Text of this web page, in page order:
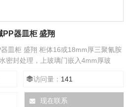
PP器皿柜 盛翔
皿柜 盛翔 柜体16或18mm厚三聚氰胺
密封处理，上玻璃门嵌入4mm厚玻
铰链。拉手铝合金U型拉手，铝合金
可调地脚。
访问量： 141
现在联系